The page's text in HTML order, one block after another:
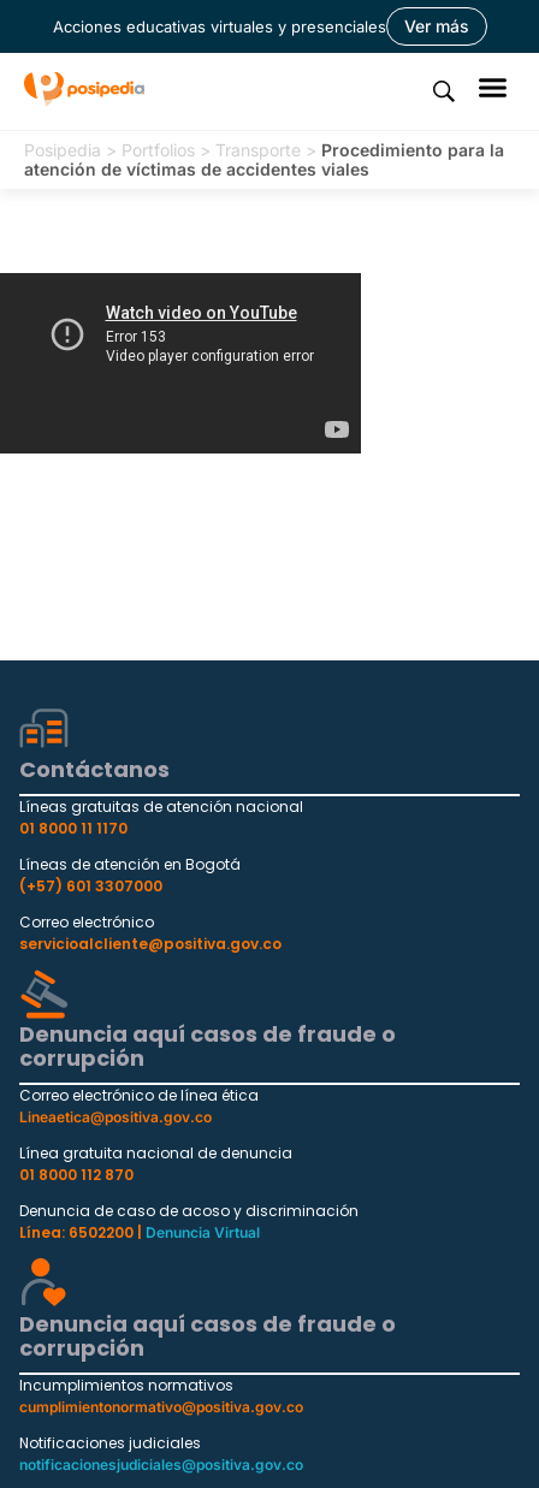
Acciones educativas virtuales y presenciales Ver más
Posipedia > Portfolios > Transporte > Procedimiento para la
atención de víctimas de accidentes viales
Contáctanos
Líneas gratuitas de atención nacional
01 8000 11 1170
Líneas de atención en Bogotá
(+57) 601 3307000
Correo electrónico
servicioalcliente@positiva.gov.co
Denuncia aquí casos de fraude o
corrupción
Correo electrónico de línea ética
Lineaetica@positiva.gov.co
Línea gratuita nacional de denuncia
01 8000 112 870
Denuncia de caso de acoso y discriminación
Línea: 6502200 |
Denuncia Virtual
Denuncia aquí casos de fraude o
corrupción
Incumplimientos normativos
cumplimientonormativo@positiva.gov.co
Notificaciones judiciales
notificacionesjudiciales@positiva.gov.co